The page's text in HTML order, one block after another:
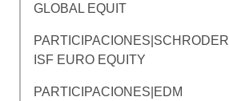
GLOBAL EQUIT
PARTICIPACIONES|SCHRODER
ISF EURO EQUITY
PARTICIPACIONES|EDM